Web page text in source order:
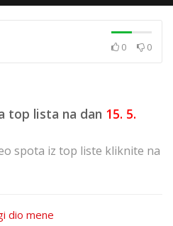
0 0
top lista na dan 15. 5.
spota iz top liste kliknite na
dio mene